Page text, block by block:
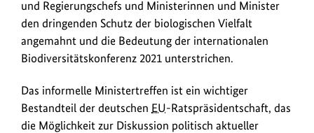
und Regierungschefs und Ministerinnen und Minister
den dringenden Schutz der biologischen Vielfalt
angemahnt und die Bedeutung der internationalen
Biodiversitätskonferenz 2021 unterstrichen.
Das informelle Ministertreffen ist ein wichtiger
Bestandteil der deutschen EU-Ratspräsidentschaft, das
die Möglichkeit zur Diskussion politisch aktueller